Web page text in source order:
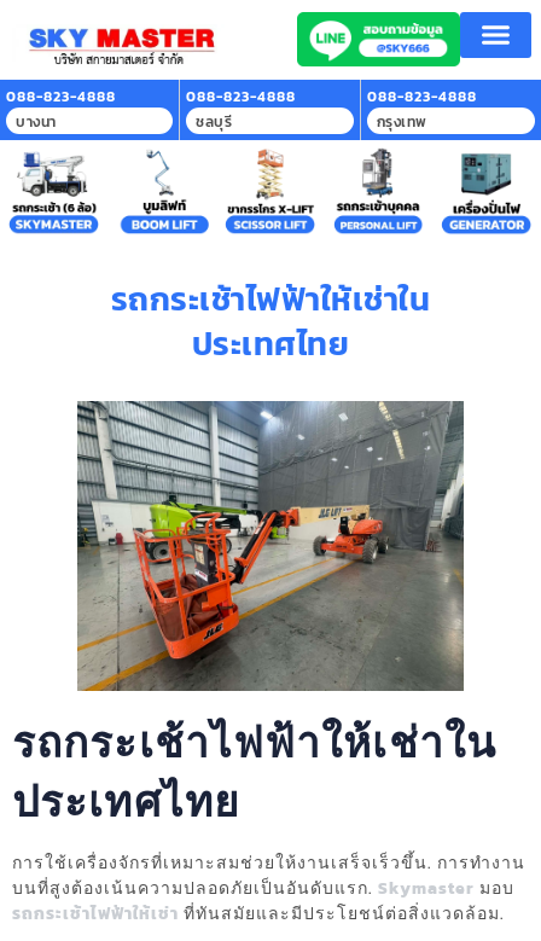
088-823-4888
บางนา
088-823-4888
ชลบุรี
088-823-4888
กรุงเทพ
รถกระเช้าไฟฟ้าให้เช่าใน
ประเทศไทย
รถกระเช้าไฟฟ้าให้เช่าใน
ประเทศไทย
การใช้เครื่องจักรที่เหมาะสมช่วยให้งานเสร็จเร็วขึ้น. การทำงาน
บนที่สูงต้องเน้นความปลอดภัยเป็นอันดับแรก. Skymaster มอบ
รถกระเช้าไฟฟ้าให้เช่า ที่ทันสมัยและมีประโยชน์ต่อสิ่งแวดล้อม.